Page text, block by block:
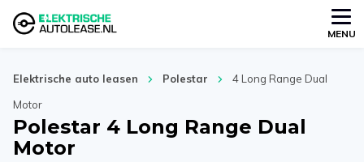
MENU
Elektrische auto leasen Polestar
4 Long Range Dual
Motor
Polestar 4 Long Range Dual
Motor